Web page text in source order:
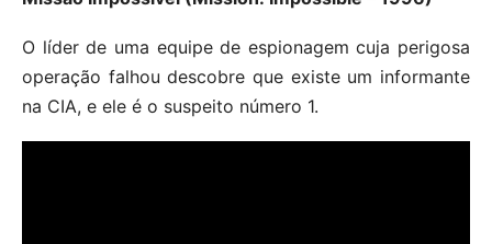
O líder de uma equipe de espionagem cuja perigosa
operação falhou descobre que existe um informante
na CIA, e ele é o suspeito número 1.